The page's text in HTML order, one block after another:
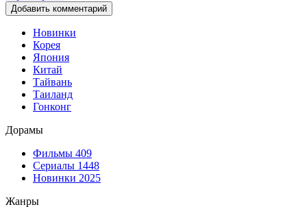
Добавить комментарий
Новинки
Корея
Япония
Китай
Тайвань
Таиланд
Гонконг
Дорамы
Фильмы 409
Сериалы 1448
Новинки 2025
Жанры